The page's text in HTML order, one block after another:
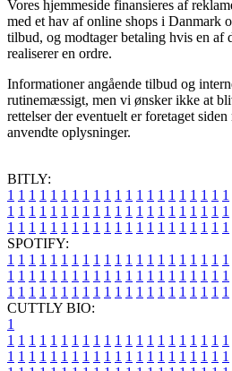
Vores hjemmeside finansieres af
med et hav af online shops i Danmark
tilbud, og modtager betaling hvis en af
realiserer en ordre.
Informationer angående tilbud og
rutinemæssigt, men vi ønsker ikke at
rettelser der eventuelt er foretaget
anvendte oplysninger.
BITLY:
1 1 1 1 1 1 1 1 1 1 1 1 1 1 1 1 1 1 1 1 1
1 1 1 1 1 1 1 1 1 1 1 1 1 1 1 1 1 1 1 1 1
1 1 1 1 1 1 1 1 1 1 1 1 1 1 1 1 1 1 1 1 1
SPOTIFY:
1 1 1 1 1 1 1 1 1 1 1 1 1 1 1 1 1 1 1 1 1
1 1 1 1 1 1 1 1 1 1 1 1 1 1 1 1 1 1 1 1 1
1 1 1 1 1 1 1 1 1 1 1 1 1 1 1 1 1 1 1 1 1
CUTTLY BIO:
1
1 1 1 1 1 1 1 1 1 1 1 1 1 1 1 1 1 1 1 1 1
1 1 1 1 1 1 1 1 1 1 1 1 1 1 1 1 1 1 1 1 1